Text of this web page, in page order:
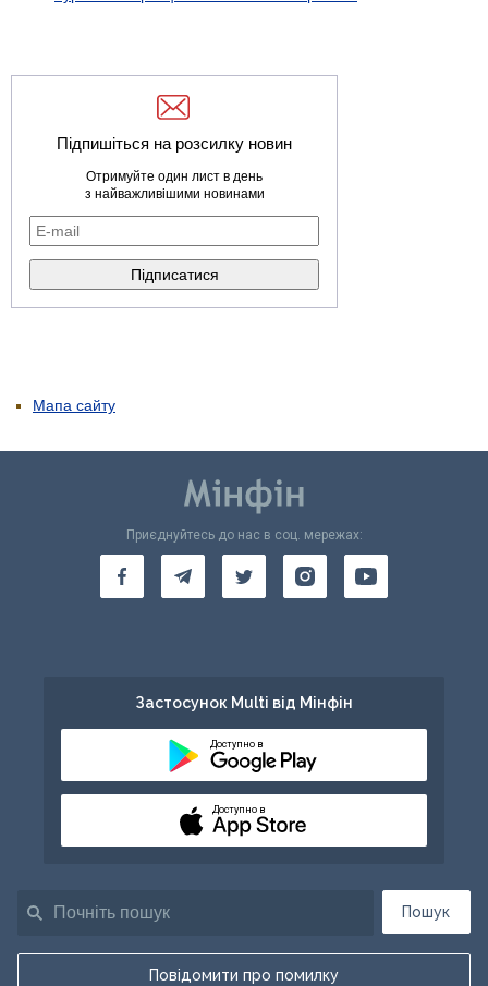
Підпишіться на розсилку новин
Отримуйте один лист в день
з найважливішими новинами
Мапа сайту
Пошук
Повідомити про помилку
Приєднуйтесь до нас в соц. мережах:
Застосунок Multi від Мінфін
Доступно в
Доступно в